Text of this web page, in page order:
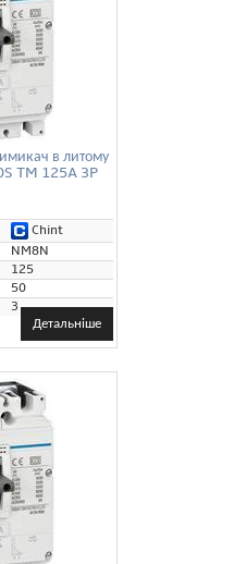
в литому
TM 125A 3P
Chint
NM8N
125
50
3
Детальніше